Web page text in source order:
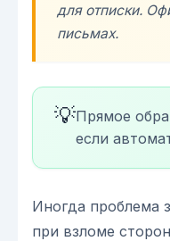
для отписки.
письмах.
💡Прямое
если
Иногда проблема
при взломе